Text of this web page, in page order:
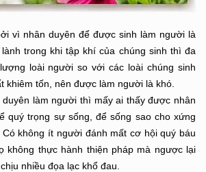
vì nhân duyên để được sinh làm người là
trong khi tập khí của chúng sinh thì đa
loài người so với các loài chúng sinh
khiêm tốn, nên được làm người là khó.
làm người thì mấy ai thấy được nhân
quý trọng sự sống, để sống sao cho xứng
không ít người đánh mất cơ hội quý báu
không thực hành thiện pháp mà ngược lại
nhiều đọa lạc khổ đau.